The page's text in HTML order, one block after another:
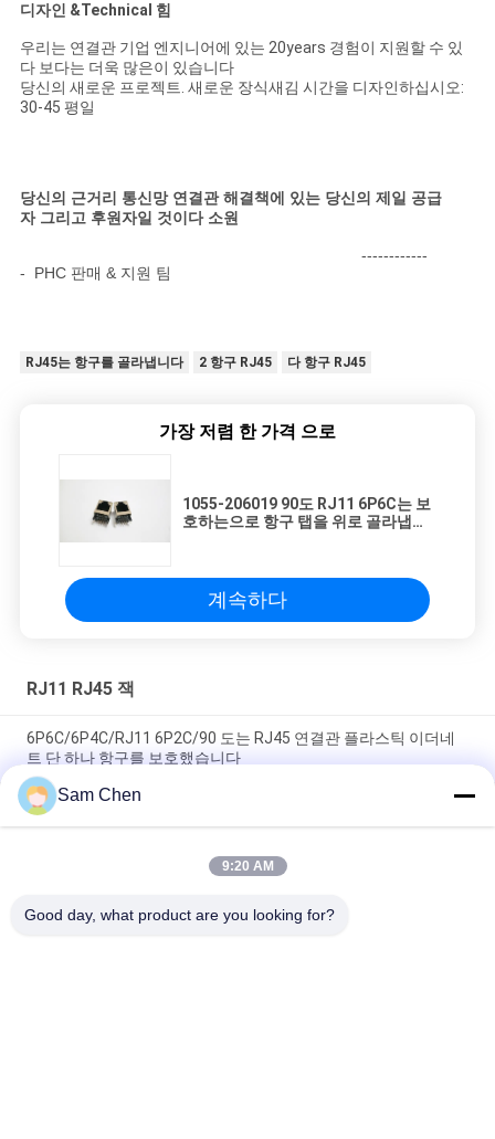
디자인 &Technical 힘
우리는 연결관 기업 엔지니어에 있는 20years 경험이 지원할 수 있
다 보다는 더욱 많은이 있습니다
당신의 새로운 프로젝트. 새로운 장식새김 시간을 디자인하십시오:
30-45 평일
당신의 근거리 통신망 연결관 해결책에 있는 당신의 제일 공급
자 그리고 후원자일 것이다 소원
------------
- PHC 판매 & 지원 팀
RJ45는 항구를 골라냅니다 2 항구 RJ45 다 항구 RJ45
가장 저렴 한 가격 으로
1055-206019 90도 RJ11 6P6C는 보
호하는으로 항구 탭을 위로 골라냅니
계속하다
RJ11 RJ45 잭
6P6C/6P4C/RJ11 6P2C/90 도는 RJ45 연결관 플라스틱 이더네
트 단 하나 항구를 보호했습니다
6P6C 90 정도 RJ11 RJ45 모듈라 잭의 Rj45 자료 잭 가득 차있는
플라스틱 단 하나 항구 여성
모듈라 잭 가득 차있는 플라스틱 단 하나 항구 여성 네트워크가
Sam Chen
9:20 AM
Good day, what product are you looking for?